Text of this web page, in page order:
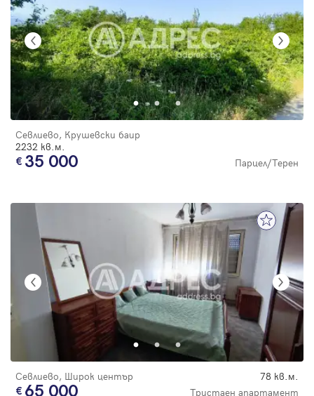
Севлиево, Крушевски баир
2232 кв.м.
35 000 Парцел/Терен
Севлиево, Широк център 78 кв.м.
65 000 Тристаен апартамент